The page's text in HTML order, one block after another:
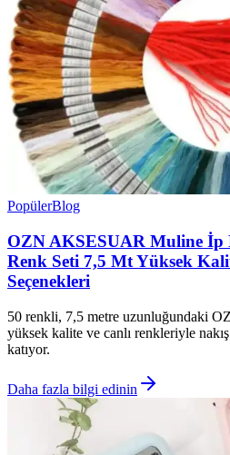
PopülerBlog
OZN AKSESUAR Muline İp
Renk Seti 7,5 Mt Yüksek
Seçenekleri
50 renkli, 7,5 metre uzunluğundaki
yüksek kalite ve canlı renkleriyle
katıyor.
Daha fazla bilgi edinin